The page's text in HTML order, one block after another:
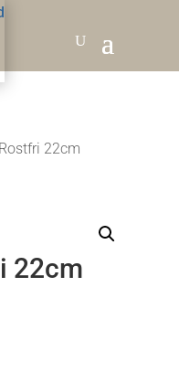
22cm
22cm